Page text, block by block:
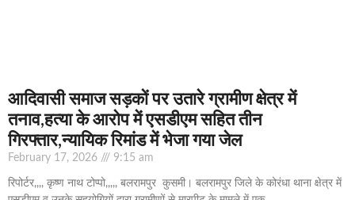
आदिवासी समाज सड़कों पर उतारे ग्रामीण क्षेत्र में
तनाव,हत्या के आरोप में एसडीएम सहित तीन
गिरफ्तार,न्यायिक रिमांड में भेजा गया जेल
February 17, 2026 9:15 am
रिपोर्टर,,,, कृष्ण नाथ टोप्पो,,,,, बलरामपुर कुसमी। बलरामपुर जिले के कोरंधा थाना क्षेत्र में